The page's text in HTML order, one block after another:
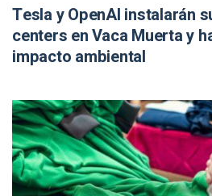
Tesla y OpenAI instalarán
centers en Vaca Muerta y
impacto ambiental